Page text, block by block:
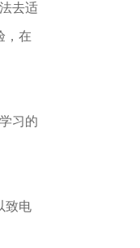
去适
，在
习的
致电